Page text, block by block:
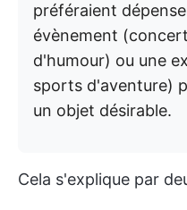
préféraient
évènement
d'humour) ou une
sports d'aventure)
un objet désirable.
Cela s'explique par